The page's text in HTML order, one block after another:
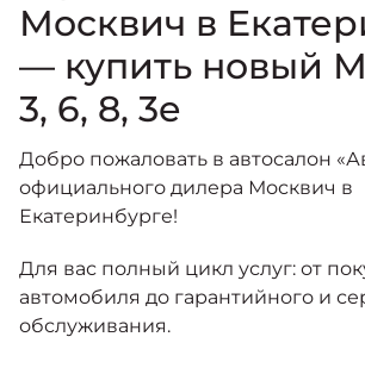
Москвич в
— купить новый
3, 6, 8, 3е
Добро пожаловать в автосалон
официального дилера Москвич в
Екатеринбурге!
Для вас полный цикл услуг: от
автомобиля до гарантийного и
обслуживания.